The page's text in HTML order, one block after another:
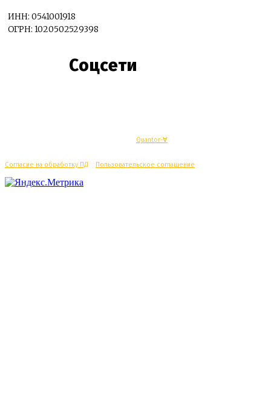
ИНН: 0541001918
ОГРН: 1020502529398
Соцсети
Quantor-∀
Согласие на обработку ПД Пользовательское соглашение